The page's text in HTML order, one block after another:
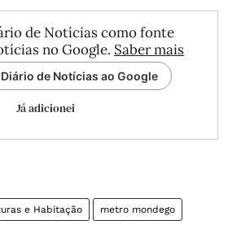
de Notícias como fonte
no Google. Saber mais
de Notícias ao Google
Já adicionei
e Habitação metro mondego